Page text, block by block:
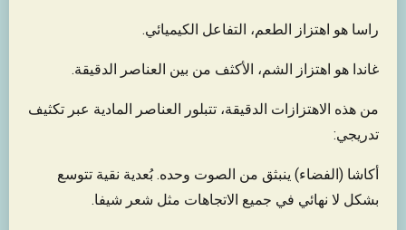
راسا هو اهتزاز الطعم، التفاعل الكيميائي.
غاندا هو اهتزاز الشم، الأكثف من بين العناصر الدقيقة.
من هذه الاهتزازات الدقيقة، تتبلور العناصر المادية عبر تكثيف
تدريجي:
أكاشا (الفضاء) ينبثق من الصوت وحده. بُعدية نقية تتوسع
بشكل لا نهائي في جميع الاتجاهات مثل شعر شيفا.